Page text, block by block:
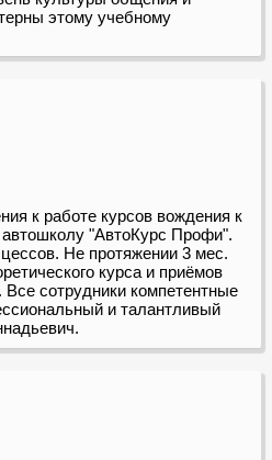
этому учебному
к работе курсов вождения к
"АвтоКурс Профи".
Не протяжении 3 мес.
курса и приёмов
сотрудники компетентные
и талантливый